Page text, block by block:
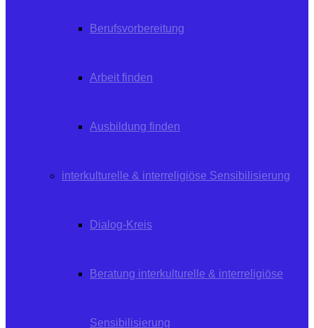
Berufsvorbereitung
Arbeit finden
Ausbildung finden
interkulturelle & interreligiöse Sensibilisierung
Dialog-Kreis
Beratung interkulturelle & interreligiöse
Sensibilisierung